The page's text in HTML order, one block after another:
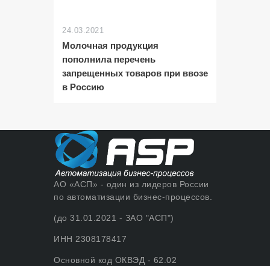
24.03.2021
Молочная продукция
пополнила перечень
запрещенных товаров при ввозе
в Россию
АО «АСП» - один из лидеров России
по автоматизации бизнес-процессов.
(до 31.01.2021 - ЗАО "АСП")
ИНН 2308178417
Основной код ОКВЭД - 62.02